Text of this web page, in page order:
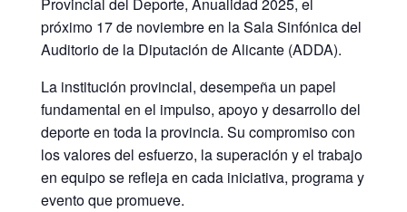
Provincial del Deporte, Anualidad 2025, el
próximo 17 de noviembre en la Sala Sinfónica del
Auditorio de la Diputación de Alicante (ADDA).
La institución provincial, desempeña un papel
fundamental en el impulso, apoyo y desarrollo del
deporte en toda la provincia. Su compromiso con
los valores del esfuerzo, la superación y el trabajo
en equipo se refleja en cada iniciativa, programa y
evento que promueve.